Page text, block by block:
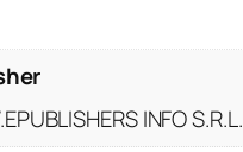
INFO S.R.L.